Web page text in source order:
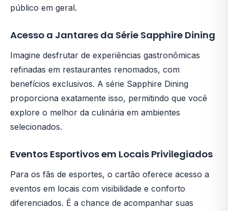
público em geral.
Acesso a Jantares da Série Sapphire Dining
Imagine desfrutar de experiências gastronômicas
refinadas em restaurantes renomados, com
benefícios exclusivos. A série Sapphire Dining
proporciona exatamente isso, permitindo que você
explore o melhor da culinária em ambientes
selecionados.
Eventos Esportivos em Locais Privilegiados
Para os fãs de esportes, o cartão oferece acesso a
eventos em locais com visibilidade e conforto
diferenciados. É a chance de acompanhar suas